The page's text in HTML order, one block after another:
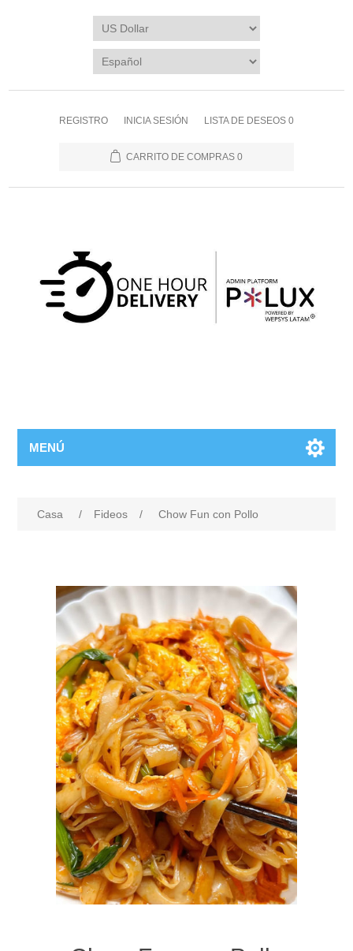
REGISTRO INICIA SESIÓN LISTA DE DESEOS 0
CARRITO DE COMPRAS 0
MENÚ
Casa / Fideos / Chow Fun con Pollo